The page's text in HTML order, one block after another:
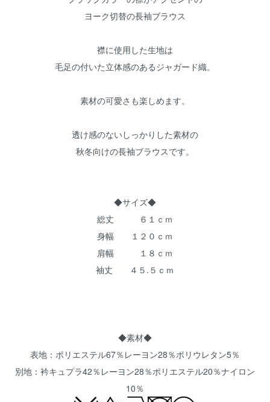
ヨーク切替の長袖ブラウス
襟に使用した生地は
毛足の付いた立体感のあるジャガード織。
素材の可愛さも楽しめます。
透け感のないしっかりした素材の
秋冬向けの長袖ブラウスです。
◆サイズ◆
総丈 ６１ｃｍ
身幅 １２０ｃｍ
肩幅 １８ｃｍ
袖丈 ４５.５ｃｍ
◆素材◆
表地：ポリエステル67％レーヨン28％ポリウレタン5％
別地：衿キュプラ42％レーヨン28％ポリエステル20％ナイロン
10％